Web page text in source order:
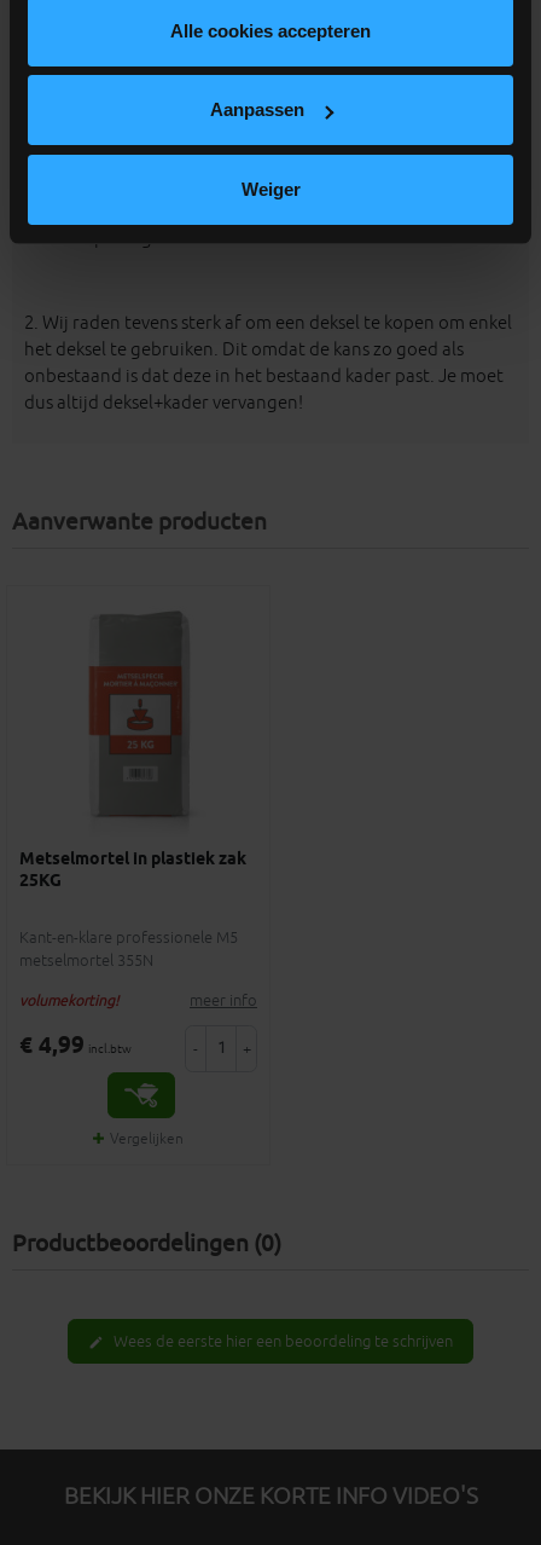
Alle cookies accepteren
Aanpassen
Weiger
De afmetingen van de vrije opening. Dit is de effectieve
INDICATIEFdaar we verschillende
toeleveranciers hebben voor deze deksels waarbij de
dan de opening die ermee bedekt moet worden!
2. Wij raden tevens sterk af om een deksel te kopen om enkel
het deksel te gebruiken. Dit omdat de kans zo goed als
onbestaand is dat deze in het bestaand kader past. Je moet
dus altijd deksel+kader vervangen!
Aanverwante producten
Metselmortel in plastiek zak
25KG
Kant-en-klare professionele M5
metselmortel 355N
volumekorting! meer info
€ 4,99 incl.btw - +
Vergelijken
Productbeoordelingen (0)
edit Wees de eerste hier een beoordeling te schrijven
BEKIJK HIER ONZE KORTE INFO VIDEO'S